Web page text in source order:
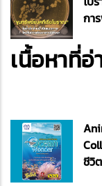
กา
เนื้อหาที่
ชีวิ